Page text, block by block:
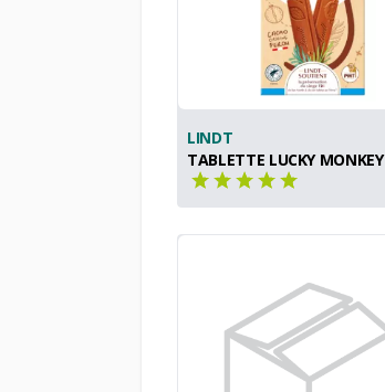
LINDT
TABLETTE LUCKY MONKEY